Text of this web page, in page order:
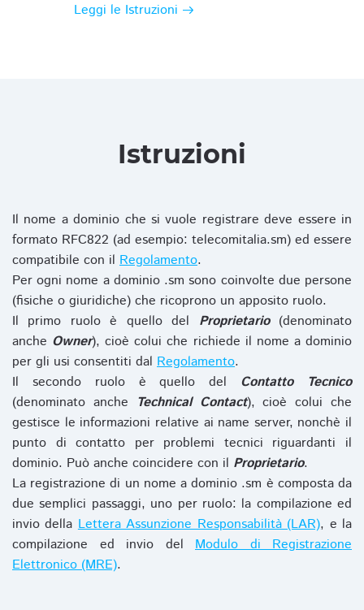
Leggi le Istruzioni
Istruzioni
Il nome a dominio che si vuole registrare deve essere in
formato RFC822 (ad esempio: telecomitalia.sm) ed essere
compatibile con il Regolamento.
Per ogni nome a dominio .sm sono coinvolte due persone
(fisiche o giuridiche) che ricoprono un apposito ruolo.
Il primo ruolo è quello del Proprietario(denominato
anche Owner), cioè colui che richiede il nome a dominio
per gli usi consentiti dal Regolamento.
Il secondo ruolo è quello del Contatto Tecnico
(denominato anche Technical Contact), cioè colui che
gestisce le informazioni relative ai name server, nonchè il
punto di contatto per problemi tecnici riguardanti il
dominio. Può anche coincidere con il Proprietario.
La registrazione di un nome a dominio .sm è composta da
due semplici passaggi, uno per ruolo: la compilazione ed
invio dellaLettera Assunzione Responsabilità (LAR), e la
compilazione ed invio del Modulo di Registrazione
Elettronico (MRE).